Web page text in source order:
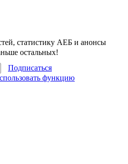
статистику АЕБ и анонсы
остальных!
Подписаться